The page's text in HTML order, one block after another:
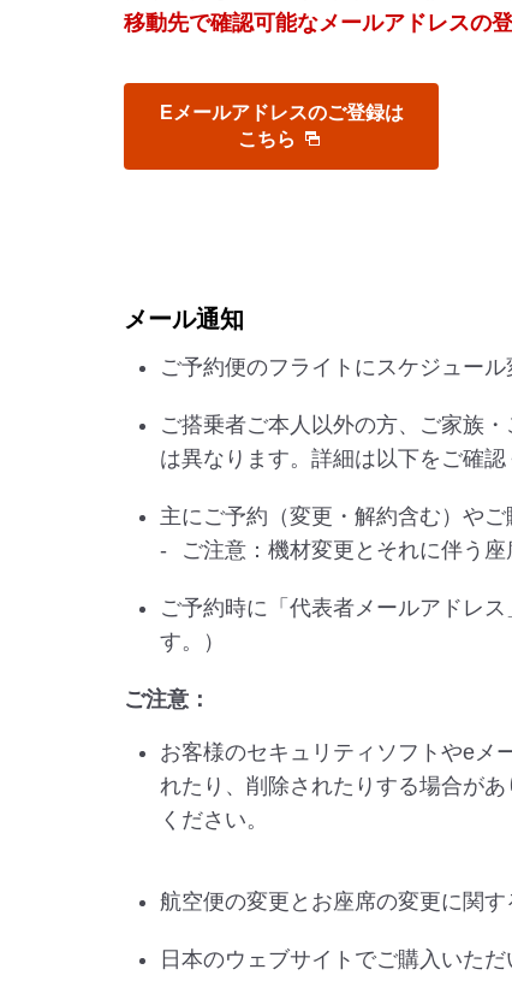
移動先で確認可能なメールアドレスの
Eメールアドレスのご登録は
こちら
メール通知
ご予約便のフライトにスケジュー
ご搭乗者ご本人以外の方、ご家族
は異なります。詳細は以下をご確認
主にご予約（変更・解約含む）や
ご注意：機材変更とそれに伴う
ご予約時に「代表者メールアドレ
す。）
ご注意：
お客様のセキュリティソフトやeメ
れたり、削除されたりする場合が
ください。
航空便の変更とお座席の変更に関
日本のウェブサイトでご購入いた